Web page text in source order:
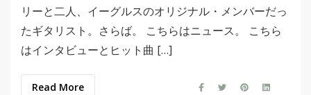
リーと二人、イーグルスのオリジナル・メンバーだっ
たギタリスト。さらば。 こちらはニュース。 こちら
はインタビューとヒット曲 […]
Read More